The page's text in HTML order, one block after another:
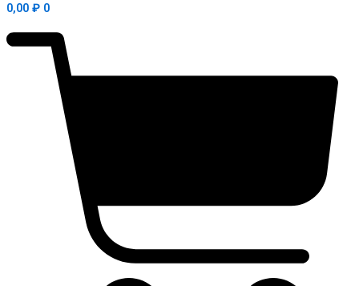
0,00 ₽ 0